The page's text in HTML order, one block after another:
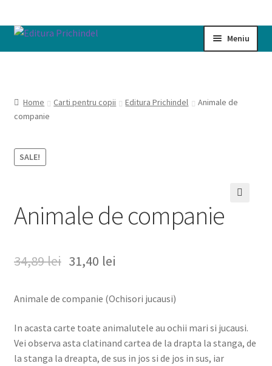
Sari
Sari
Meniu
Cart
Checkout
Politică de confidențialitate
Termeni si conditii
Despre
Editura Prichindel
Contact
Home Carti pentru copii Editura Prichindel
Animale de
companie
SALE!
Animale de companie
34,89lei 31,40 lei
Animale de companie (Ochisori jucausi)
In acasta carte toate animalutele au ochii mari si jucausi.
Vei observa asta clatinand cartea de la drapta la stanga, de
la stanga la dreapta, de sus in jos si de jos in sus, iar